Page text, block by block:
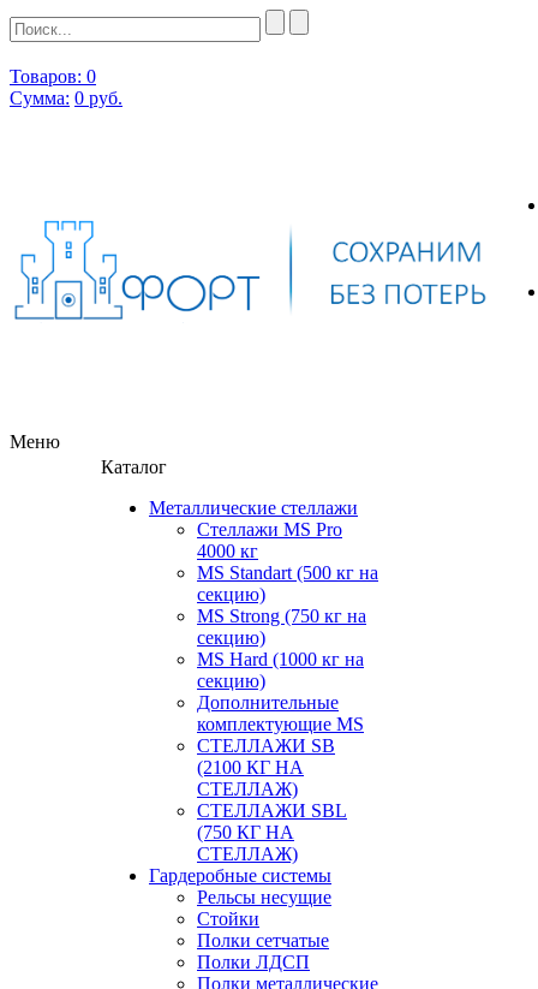
Товаров: 0
Сумма: 0 руб.
Меню
Каталог
Металлические стеллажи
Стеллажи MS Pro
4000 кг
MS Standart (500 кг на
секцию)
MS Strong (750 кг на
секцию)
MS Hard (1000 кг на
секцию)
Дополнительные
комплектующие MS
СТЕЛЛАЖИ SB
(2100 КГ НА
СТЕЛЛАЖ)
СТЕЛЛАЖИ SBL
(750 КГ НА
СТЕЛЛАЖ)
Гардеробные системы
Рельсы несущие
Стойки
Полки сетчатые
Полки ЛДСП
Полки металлические